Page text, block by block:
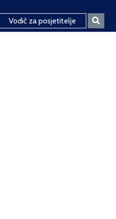
Vodič za posjetitelje